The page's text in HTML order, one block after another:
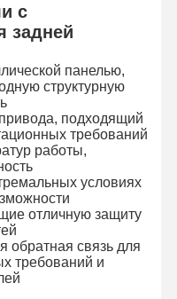
мембраны
мембраны
с
задней
панелью,
структурную
подходящий
требований
работы,
условиях
отличную защиту
обратная связь для
требований и